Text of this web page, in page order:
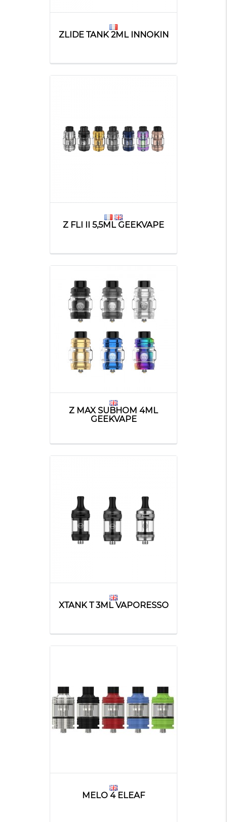
ZLIDE TANK 2ML INNOKIN
Z FLI II 5,5ML GEEKVAPE
Z MAX SUBHOM 4ML
GEEKVAPE
XTANK T 3ML VAPORESSO
MELO 4 ELEAF